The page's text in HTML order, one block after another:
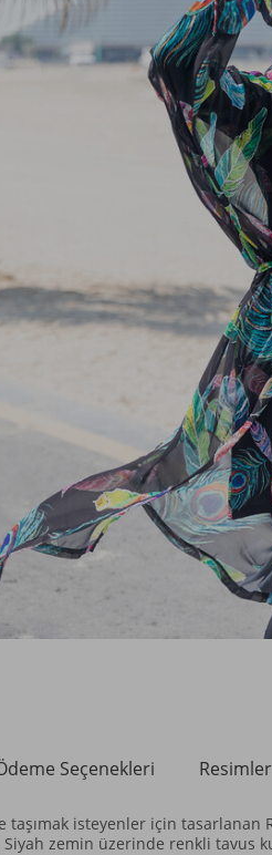
Seçenekleri Resimler
taşımak isteyenler için
zemin üzerinde renkli tavus